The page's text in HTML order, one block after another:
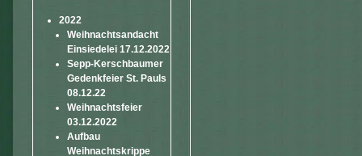
2022
Weihnachtsandacht
Einsiedelei 17.12.2022
Sepp-Kerschbaumer
Gedenkfeier St. Pauls
08.12.22
Weihnachtsfeier
03.12.2022
Aufbau
Weihnachtskrippe